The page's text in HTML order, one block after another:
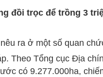
đồi trọc để trồng 3
ra ở một số quan
Theo Tổng cục Địa
có 9.277.000ha,